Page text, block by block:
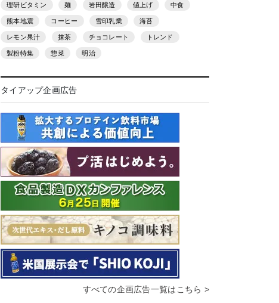
理研ビタミン 麺 岩田醸造 値上げ 中食
熊本地震 コーヒー 雪印乳業 海苔
レモン果汁 抹茶 チョコレート トレンド
製粉特集 惣菜 明治
タイアップ企画広告
すべての企画広告一覧はこちら >